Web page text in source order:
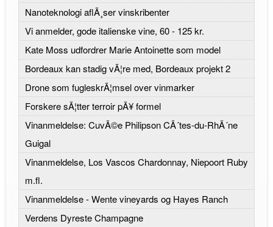
Nanoteknologi aflÃ¸ser vinskribenter
Vi anmelder, gode italienske vine, 60 - 125 kr.
Kate Moss udfordrer Marie Antoinette som model
Bordeaux kan stadig vÃ¦re med, Bordeaux projekt 2
Drone som fugleskrÃ¦msel over vinmarker
Forskere sÃ¦tter terroir pÃ¥ formel
Vinanmeldelse: CuvÃ©e Philipson CÃ´tes-du-RhÃ´ne
Guigal
Vinanmeldelse, Los Vascos Chardonnay, Niepoort Ruby
m.fl.
Vinanmeldelse - Wente vineyards og Hayes Ranch
Verdens Dyreste Champagne